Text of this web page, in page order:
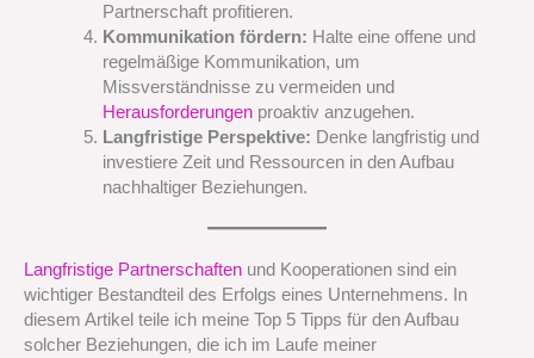
Partnerschaft profitieren.
Kommunikation fördern: Halte eine offene und
regelmäßige Kommunikation, um
Missverständnisse zu vermeiden und
Herausforderungenproaktiv anzugehen.
Langfristige Perspektive: Denke langfristig und
investiere Zeit und Ressourcen in den Aufbau
nachhaltiger Beziehungen.
Langfristige Partnerschaften und Kooperationen sind ein
wichtiger Bestandteil des Erfolgs eines Unternehmens. In
diesem Artikel teile ich meine Top 5 Tipps für den Aufbau
solcher Beziehungen, die ich im Laufe meiner